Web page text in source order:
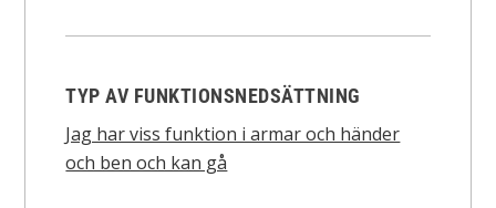
TYP AV FUNKTIONSNEDSÄTTNING
Jag har viss funktion i armar och händer
och ben och kan gå